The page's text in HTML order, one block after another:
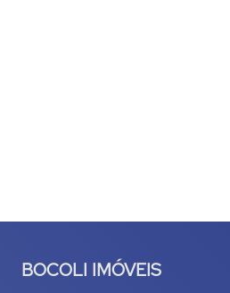
BOCOLI IMÓVEIS